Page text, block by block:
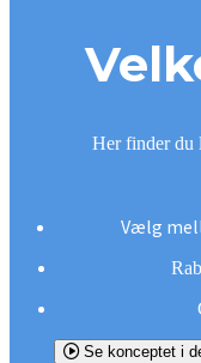
Her finder du
Vælg
Se konceptet i